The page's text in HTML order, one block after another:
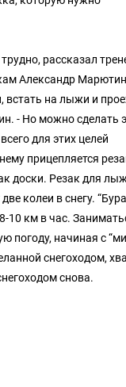
рассказал
Александр
на лыжи и
- Но можно сделать
для этих целей
прицепляется
доски. Резак для
колеи в снегу.
10 км в час.
погоду, начиная с
снегоходом,
снова.